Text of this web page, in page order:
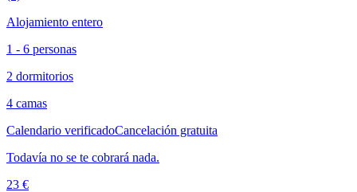
Alojamiento entero
1 - 6 personas
2 dormitorios
4 camas
Calendario verificadoCancelación gratuita
Todavía no se te cobrará nada.
23 €